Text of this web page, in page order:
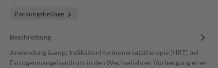
Packungsbeilage
Beschreibung
Anwendung &amp; IndikationHormonersatztherapie (HRT) bei
Estrogenmangelsyndrom in den Wechseljahren Vorbeugung einer